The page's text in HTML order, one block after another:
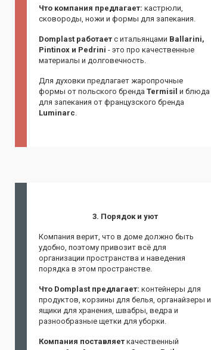
Что компания предлагает: кастрюли,
сковороды, ножи и формы для запекания.
Domplast работает с итальянцами Ballarini,
Pintinox и Pedrini - это про качественные
материалы и долговечность.
Для духовки предлагает жаропрочные
формы от польского брендаTermisilи блюда
для запекания от французского бренда
Luminarc
3. Порядок и уют
Компания верит, что в доме должно быть
удобно, поэтому привозит всё для
организации пространства и наведения
порядка в этом пространстве.
Что Domplast предлагает: контейнеры для
продуктов, корзины для белья, органайзеры и
ящики для хранения, швабры, ведра и
разнообразные щетки для уборки.
Компания поставляет качественный